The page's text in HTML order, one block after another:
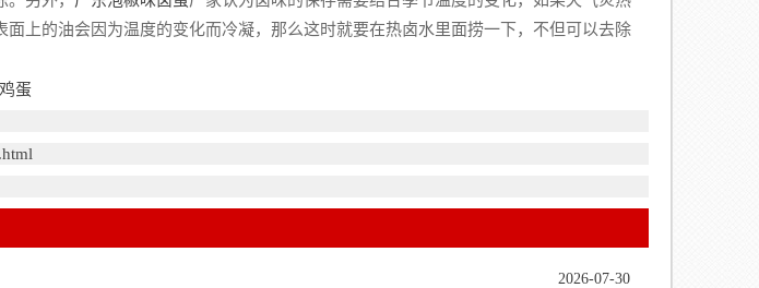
上的油会因为温度的变化而冷凝，那么这时就要在热卤水里面捞一下，不但可以去除
蛋
2026-07-30